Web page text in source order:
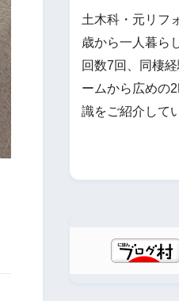
土木科・元リフ
歳から一人暮ら
回数7回、同棲
ームから広めの
識をご紹介して